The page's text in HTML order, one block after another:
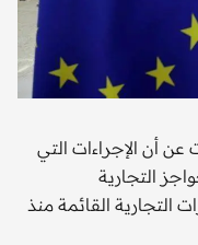
أن الإجراءات التي
التجارية
التجارية القائمة منذ